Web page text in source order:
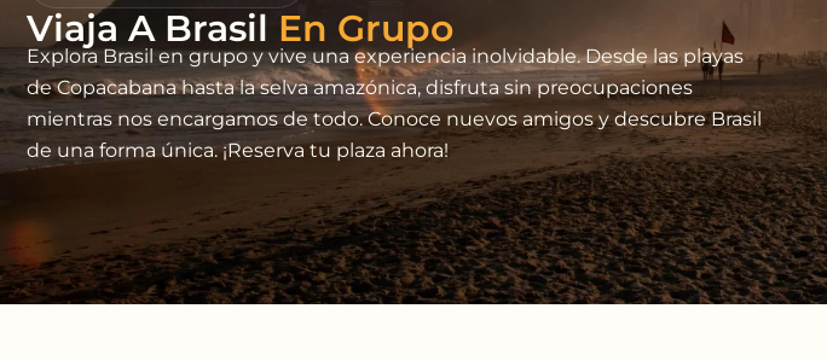
Viaja A Brasil
ChatGPT
Plus
Explora Brasil en grupo y vive una experiencia inolvidable. Desde las playas
de Copacabana hasta la selva amazónica, disfruta sin preocupaciones
mientras nos encargamos de todo. Conoce nuevos amigos y descubre Brasil
de una forma única. ¡Reserva tu plaza ahora!